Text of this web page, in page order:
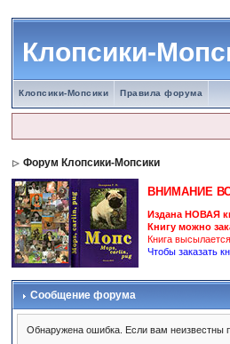
Клопсики-
Клопсики-Мопсики Правила форума
Форум Клопсики-Мопсики
ВНИМАНИЕ
Издана НОВАЯ
Книгу можно
Книга
Чтобы заказать
Сообщение форума
Обнаружена ошибка. Если вам неизвестны